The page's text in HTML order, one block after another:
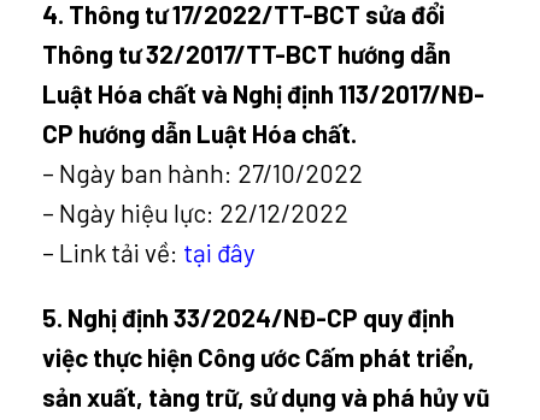
4. Thông tư 17/2022/TT-BCT sửa đổi
Thông tư 32/2017/TT-BCT hướng dẫn
Luật Hóa chất và Nghị định 113/2017/NĐ-
CP hướng dẫn Luật Hóa chất.
– Ngày ban hành: 27/10/2022
– Ngày hiệu lực: 22/12/2022
– Link tải về: tại đây
5. Nghị định 33/2024/NĐ-CP quy định
việc thực hiện Công ước Cấm phát triển,
sản xuất, tàng trữ, sử dụng và phá hủy vũ